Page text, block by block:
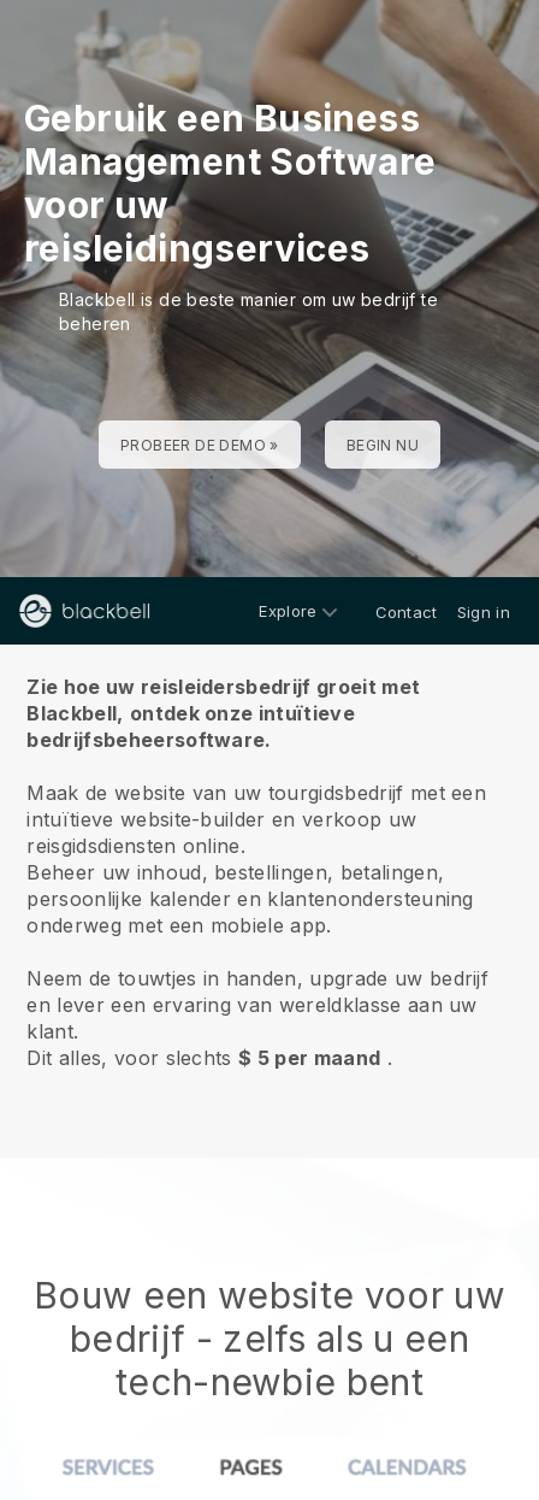
Gebruik een Business
Management Software
voor uw
reisleidingservices
Blackbell is de beste manier om uw bedrijf te
beheren
PROBEER DE DEMO » BEGIN NU
Explore Contact Sign in
Zie hoe uw reisleidersbedrijf groeit met
Blackbell, ontdek onze intuïtieve
bedrijfsbeheersoftware.
Maak de website van uw tourgidsbedrijf met een
intuïtieve website-builder en verkoop uw
reisgidsdiensten online.
Beheer uw inhoud, bestellingen, betalingen,
persoonlijke kalender en klantenondersteuning
onderweg met een mobiele app.
Neem de touwtjes in handen, upgrade uw bedrijf
en lever een ervaring van wereldklasse aan uw
klant.
Dit alles, voor slechts$ 5 per maand .
Bouw een website voor uw
bedrijf - zelfs als u een
tech-newbie bent